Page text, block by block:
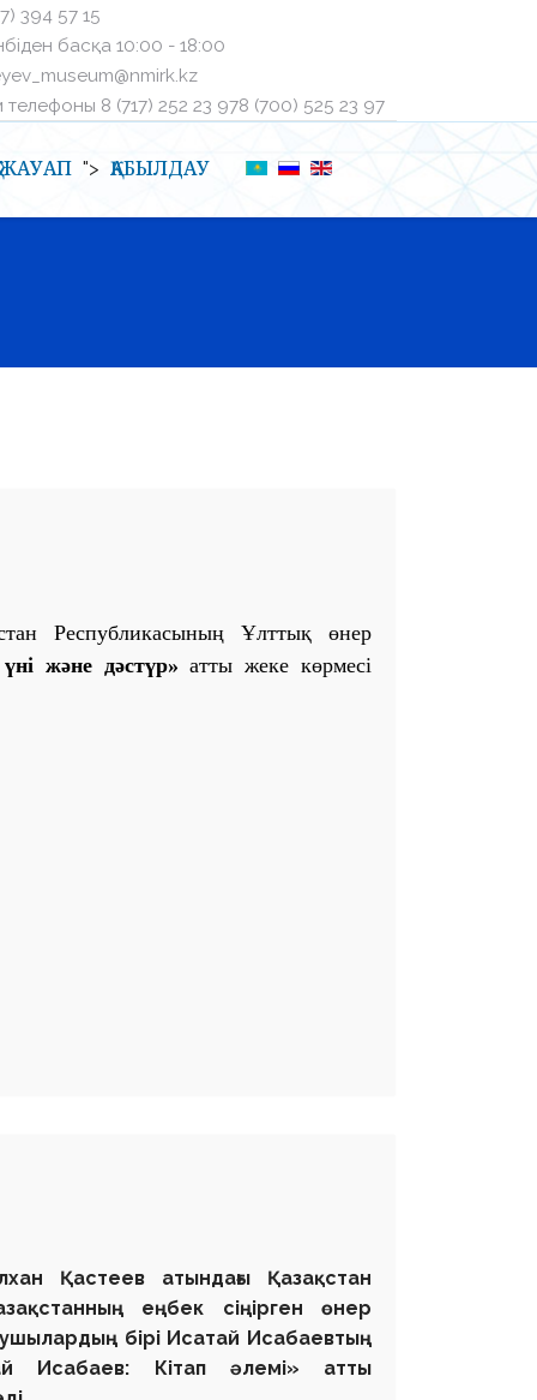
394 57 15
басқа ㅤ10:00 - 18:00
телефоныㅤ 8 (717) 252 23 97ㅤ8 (700) 525 23 97
ЖАУАП "> ҚАБЫЛДАУ
Республикасының Ұлттық өнер
және дәстүр» атты жеке көрмесі
Қастеев атындағы Қазақстан
еңбек сіңірген өнер
бірі Исатай Исабаевтың
Исабаев: Кітап әлемі» атты